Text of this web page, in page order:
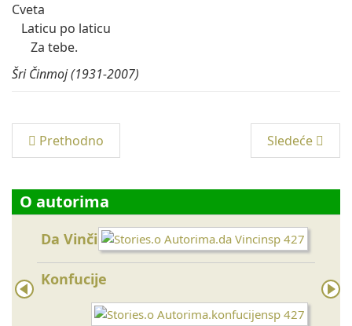
Cveta
Laticu po laticu
Za tebe.
Šri Činmoj (1931-2007)
Prethodno Sledeće
O autorima
Da Vinči
Konfucije